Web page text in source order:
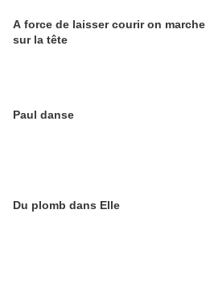
A force de laisser courir on marche
sur la tête
Paul danse
Du plomb dans Elle